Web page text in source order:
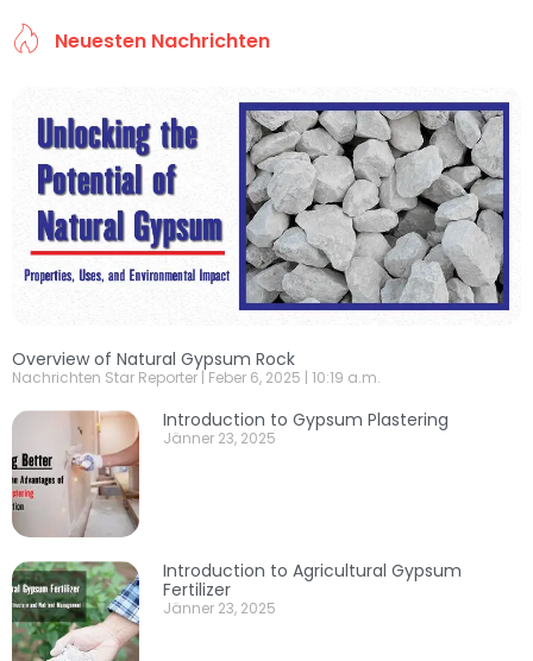
Neuesten Nachrichten
Overview of Natural Gypsum Rock
Nachrichten Star Reporter Feber 6, 2025 10:19 a.m.
Introduction to Gypsum Plastering
Jänner 23, 2025
Introduction to Agricultural Gypsum
Fertilizer
Jänner 23, 2025